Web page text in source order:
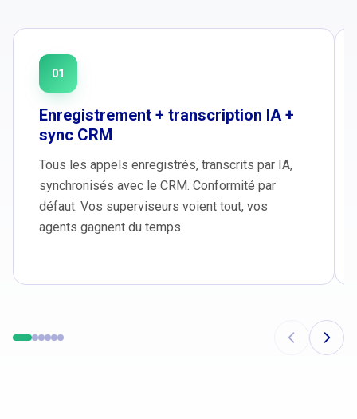
01
Enregistrement + transcription IA +
sync CRM
Tous les appels enregistrés, transcrits par IA,
synchronisés avec le CRM. Conformité par
défaut. Vos superviseurs voient tout, vos
agents gagnent du temps.